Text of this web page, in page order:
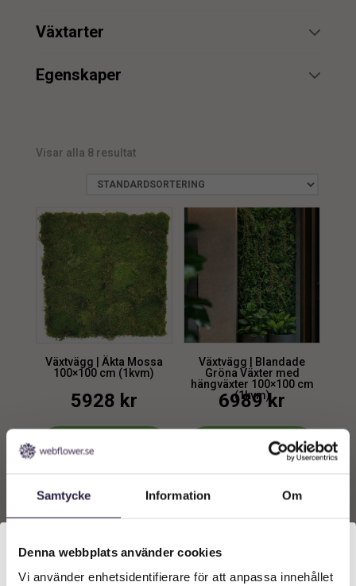
Samtycke Information Om
Denna webbplats använder cookies
Vi använder enhetsidentifierare för att anpassa innehållet
min. max.
min. max.
Växtarter
Egenskaper
Visar alla 8 resultat
Växtvägg | Äkta Mossa
100×100 cm (1kvm)
5928 kr
Växtvägg | Blandade
Gröna Växter med
hängväxter 100×100 cm
(1kvm)
6989kr
Lägg till i
Välkommen till Webflower